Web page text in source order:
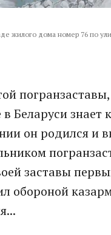
жилого дома номер 76 по
Беларуси
он родился и
заставы
обороной